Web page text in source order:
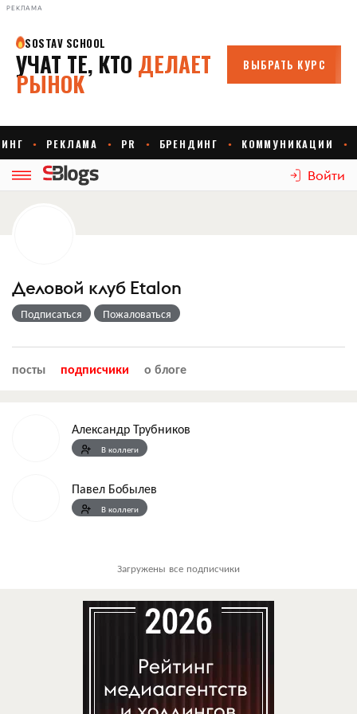
РЕКЛАМА
Войти
Деловой клуб Etalon
Подписаться Пожаловаться
посты подписчики о блоге
Александр Трубников
В коллеги
Павел Бобылев
В коллеги
Загружены все подписчики